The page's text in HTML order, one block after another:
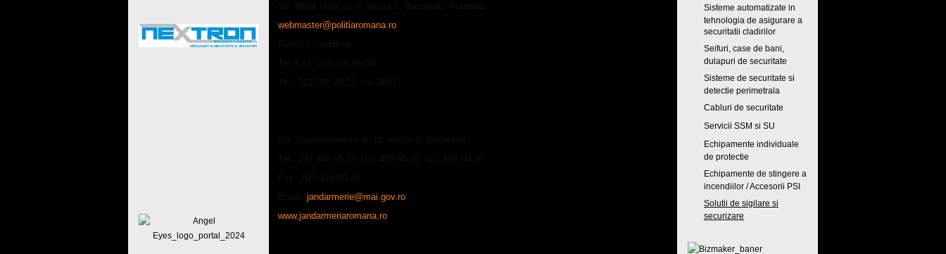
Str. Mihai Voda nr. 6, sector 5, Bucuresti, Romania
webmaster@politiaromana.ro
Relatii cu publicul:
Tel./Fax: 021/316.66.55
Tel.: 021/208.25.25 int. 26117
Str. Jandarmeriei nr. 9 -11, sector 1, Bucuresti
Tel.: 021.409.65.34; 021.409.60.26; 021.409.60.28
Fax: 021.319.80.41
Email: jandarmerie@mai.gov.ro
www.jandarmeriaromana.ro
Sisteme automatizate in
tehnologia de asigurare a
securitatii cladirilor
Seifuri, case de bani,
dulapuri de securitate
Sisteme de securitate si
detectie perimetrala
Cabluri de securitate
Servicii SSM si SU
Echipamente individuale
de protectie
Echipamente de stingere a
incendiilor / Accesorii PSI
Solutii de sigilare si
securizare